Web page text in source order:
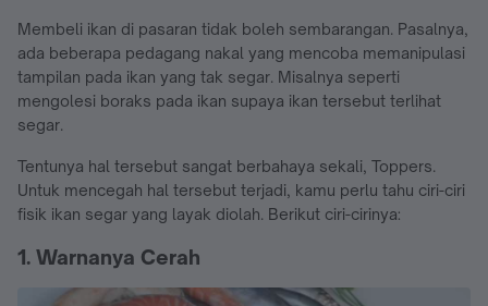
Membeli ikan di pasaran tidak boleh sembarangan. Pasalnya,
ada beberapa pedagang nakal yang mencoba memanipulasi
tampilan pada ikan yang tak segar. Misalnya seperti
mengolesi boraks pada ikan supaya ikan tersebut terlihat
segar.
Tentunya hal tersebut sangat berbahaya sekali, Toppers.
Untuk mencegah hal tersebut terjadi, kamu perlu tahu ciri-ciri
fisik ikan segar yang layak diolah. Berikut ciri-cirinya:
1. Warnanya Cerah